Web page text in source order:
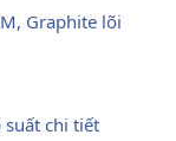
Graphite lõi
chi tiết